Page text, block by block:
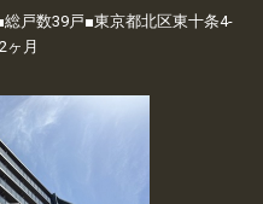
戸数39戸■東京都北区東十条4-
ヶ月